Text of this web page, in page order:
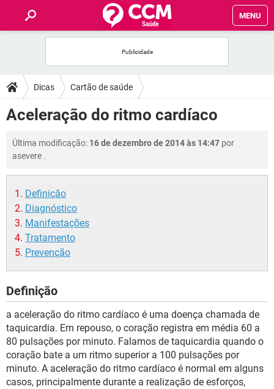
MENU
FÓRUM
SAÚDE
FAMÍLIA
NUTRIÇÃO
BEM-ESTAR
SEXUALIDADE
Dicas Cartão de saúde
Aceleração do ritmo cardíaco
Última modificação: 16 de dezembro de 2014 às 14:47 por
asevere .
Definição
Diagnóstico
Manifestações
Tratamento
Prevenção
Definição
a aceleração do ritmo cardíaco é uma doença chamada de
taquicardia. Em repouso, o coração registra em média 60 a
80 pulsações por minuto. Falamos de taquicardia quando o
coração bate a um ritmo superior a 100 pulsações por
minuto. A aceleração do ritmo cardíaco é normal em alguns
casos, principalmente durante a realização de esforços,